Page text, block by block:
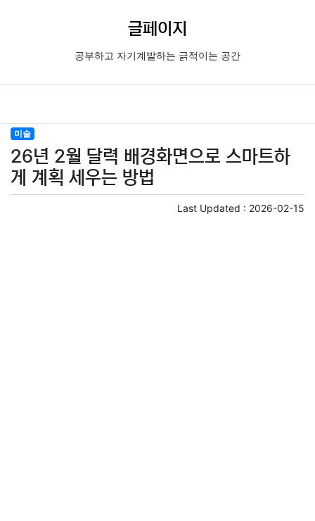
글페이지
공부하고 자기계발하는 긁적이는 공간
미술
26년 2월 달력 배경화면으로 스마트하
게 계획 세우는 방법
Last Updated : 2026-02-15